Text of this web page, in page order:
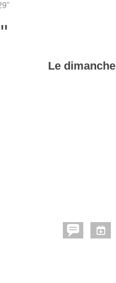
Le dimanche